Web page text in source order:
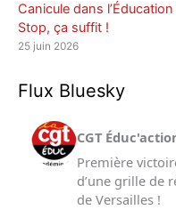
Canicule dans
Stop, ça suffit !
25 juin 2026
Flux Bluesky